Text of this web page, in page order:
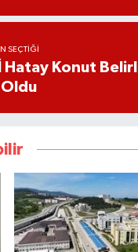
SEÇTIĞI
Hatay Konut
Oldu